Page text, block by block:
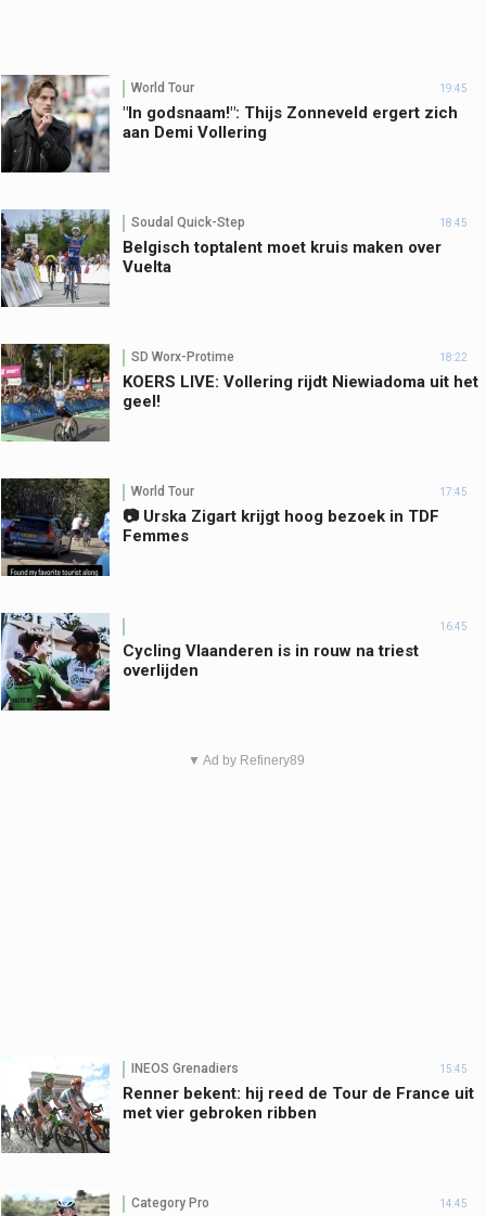
World Tour 19:45
"In godsnaam!": Thijs Zonneveld ergert zich
aan Demi Vollering
Soudal Quick-Step 18:45
Belgisch toptalent moet kruis maken over
Vuelta
SD Worx-Protime 18:22
KOERS LIVE: Vollering rijdt Niewiadoma uit het
geel!
World Tour 17:45
📷 Urska Zigart krijgt hoog bezoek in TDF
Femmes
16:45
Cycling Vlaanderen is in rouw na triest
overlijden
▼ Ad by Refinery89
INEOS Grenadiers 15:45
Renner bekent: hij reed de Tour de France uit
met vier gebroken ribben
Category Pro 14:45